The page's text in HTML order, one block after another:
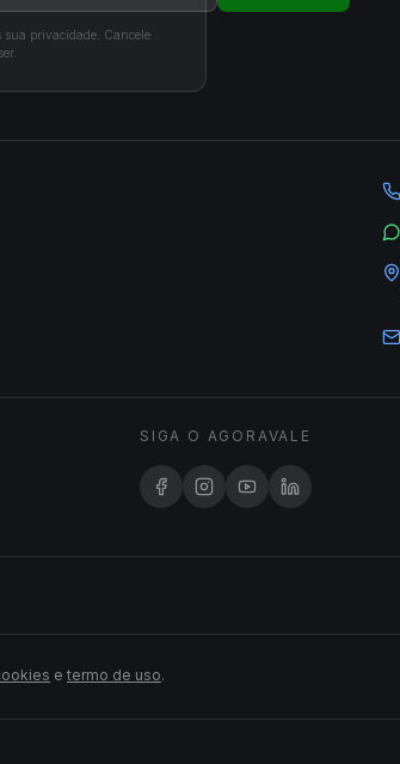
sua privacidade. Cancele
SIGA O AGORAVALE
e termo de uso.